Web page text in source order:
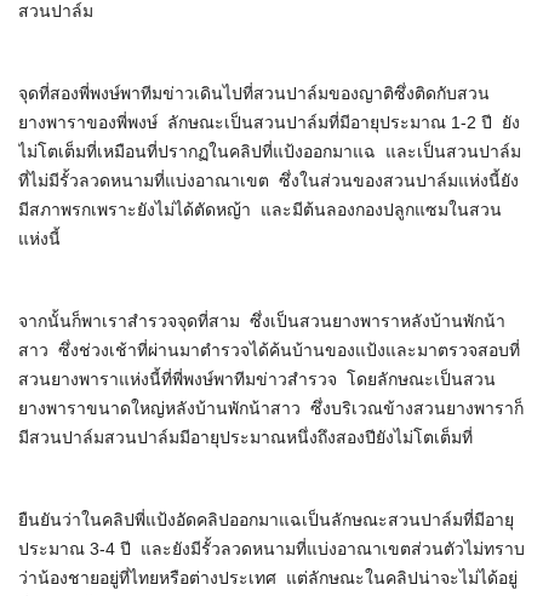
สวนปาล์ม
จุดที่สองพี่พงษ์พาทีมข่าวเดินไปที่สวนปาล์มของญาติซึ่งติดกับสวน
ยางพาราของพี่พงษ์ ลักษณะเป็นสวนปาล์มที่มีอายุประมาณ 1-2 ปี ยัง
ไม่โตเต็มที่เหมือนที่ปรากฏในคลิปที่แป้งออกมาแฉ และเป็นสวนปาล์ม
ที่ไม่มีรั้วลวดหนามที่แบ่งอาณาเขต ซึ่งในส่วนของสวนปาล์มแห่งนี้ยัง
มีสภาพรกเพราะยังไม่ได้ตัดหญ้า และมีต้นลองกองปลูกแซมในสวน
แห่งนี้
จากนั้นก็พาเราสำรวจจุดที่สาม ซึ่งเป็นสวนยางพาราหลังบ้านพักน้า
สาว ซึ่งช่วงเช้าที่ผ่านมาตำรวจได้ค้นบ้านของแป้งและมาตรวจสอบที่
สวนยางพาราแห่งนี้ที่พี่พงษ์พาทีมข่าวสำรวจ โดยลักษณะเป็นสวน
ยางพาราขนาดใหญ่หลังบ้านพักน้าสาว ซึ่งบริเวณข้างสวนยางพาราก็
มีสวนปาล์มสวนปาล์มมีอายุประมาณหนึ่งถึงสองปียังไม่โตเต็มที่
ยืนยันว่าในคลิปพี่แป้งอัดคลิปออกมาแฉเป็นลักษณะสวนปาล์มที่มีอายุ
ประมาณ 3-4 ปี และยังมีรั้วลวดหนามที่แบ่งอาณาเขตส่วนตัวไม่ทราบ
ว่าน้องชายอยู่ที่ไทยหรือต่างประเทศ แต่ลักษณะในคลิปน่าจะไม่ได้อยู่